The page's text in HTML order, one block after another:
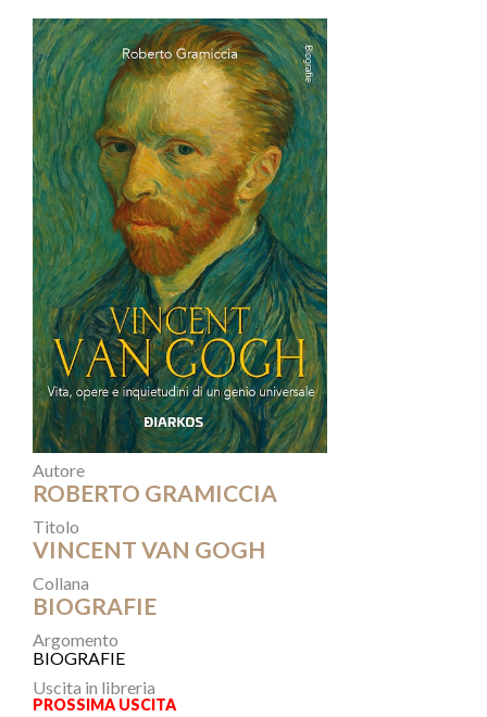
Autore
ROBERTO GRAMICCIA
Titolo
VINCENT VAN GOGH
Collana
BIOGRAFIE
Argomento
BIOGRAFIE
Uscita in libreria
PROSSIMA USCITA